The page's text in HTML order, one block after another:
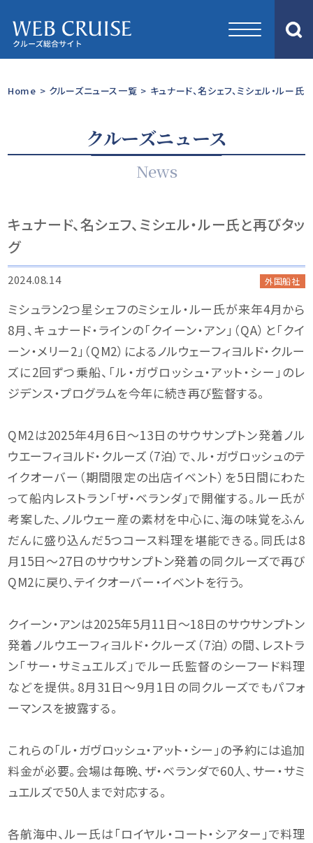
Home > クルーズニュース一覧 > キュナード、名シェフ、ミシェル・ルー氏
クルーズニュース
News
キュナード、名シェフ、ミシェル・ルー氏と再びタッ
グ
2024.08.14 外国船社
ミシュラン2つ星シェフのミシェル・ルー氏が来年4月から
8月、キュナード・ラインの「クイーン・アン」（QA）と「クイ
ーン・メリー2」（QM2）によるノルウェーフィヨルド・クルー
ズに2回ずつ乗船、「ル・ガヴロッシュ・アット・シー」のレ
ジデンス・プログラムを今年に続き再び監督する。
QM2は2025年4月6日〜13日のサウサンプトン発着ノル
ウエーフィヨルド・クルーズ（7泊）で、ル・ガヴロッシュのテ
イクオーバー（期間限定の出店イベント）を5日間にわた
って船内レストラン「ザ・ベランダ」で開催する。ルー氏が
考案した、ノルウェー産の素材を中心に、海の味覚をふん
だんに盛り込んだ5つコース料理を堪能できる。同氏は8
月15日〜27日のサウサンプトン発着の同クルーズで再び
QM2に戻り、テイクオーバー・イベントを行う。
クイーン・アンは2025年5月11日〜18日のサウサンプトン
発着ノルウエーフィヨルド・クルーズ（7泊）の間、レストラ
ン「サー・サミュエルズ」でルー氏監督のシーフード料理
などを提供。8月31日〜9月1日の同クルーズでもパフォ
ーマンスを披露する。
これらの「ル・ガヴロッシュ・アット・シー」の予約には追加
料金が必要。会場は毎晩、ザ・ベランダで60人、サー・サミ
ュエルズで50人まで対応する。
各航海中、ルー氏は「ロイヤル・コート・シアター」で料理